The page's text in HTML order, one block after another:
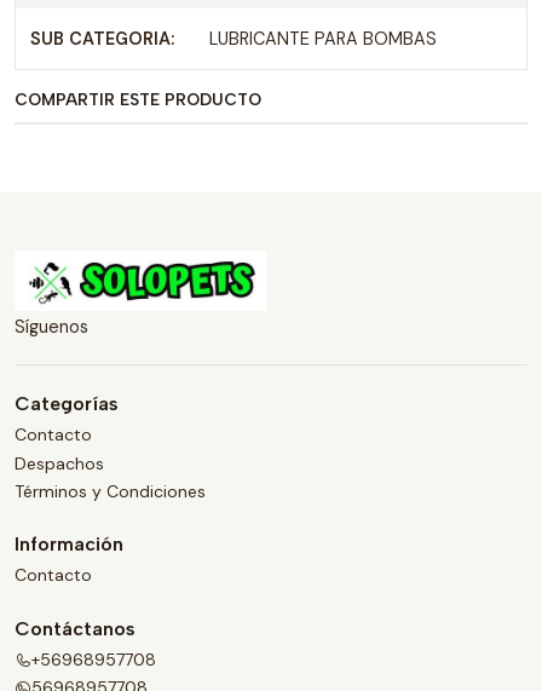
SUB CATEGORIA: LUBRICANTE PARA BOMBAS
COMPARTIR ESTE PRODUCTO
Síguenos
Categorías
Contacto
Despachos
Términos y Condiciones
Información
Contacto
Contáctanos
+56968957708